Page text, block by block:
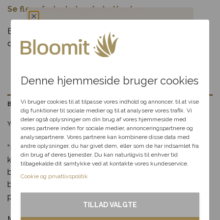
Denne hjemmeside bruger cookies
Vi bruger cookies til at tilpasse vores indhold og annoncer, til at vise
dig funktioner til sociale medier og til at analysere vores trafik. Vi
deler også oplysninger om din brug af vores hjemmeside med
vores partnere inden for sociale medier, annonceringspartnere og
analysepartnere. Vores partnere kan kombinere disse data med
andre oplysninger, du har givet dem, eller som de har indsamlet fra
din brug af deres tjenester. Du kan naturligvis til enhver tid
tilbagekalde dit samtykke ved at kontakte vores kundeservice.
Cookie og privatlivspolitik
TILLAD VALGTE
Se flere fødselsdagsbuketter her
Bemærk: Produktet kan variere alt efter sortimentet hos
den enkelte blomsterbutik. Vase medfølger ikke.
Beskrivelse
Yderligere information
“Fødselsdagsbuket – lav og tæt” er en elegant og
klassisk buket, der kombinerer sæsonens fineste
blomster i et kompakt og harmonisk design. Denne
buket er ideel som en betænksom gave til en særlig
person, der fortjener at blive fejret med stil og skønhed.
Du har fået en
passer til dig, så hjælper vi
dig videre med at finde den
perfekte rabat til dit svar.
Fødselsdag
Tak & omtanke